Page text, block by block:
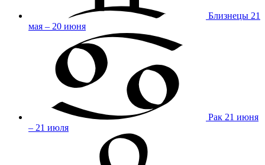
Близнецы 21
мая – 20 июня
Рак 21 июня
– 21 июля